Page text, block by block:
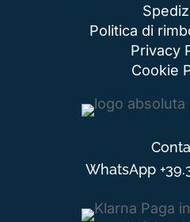
Politica di
Privacy
Cookie
WhatsApp